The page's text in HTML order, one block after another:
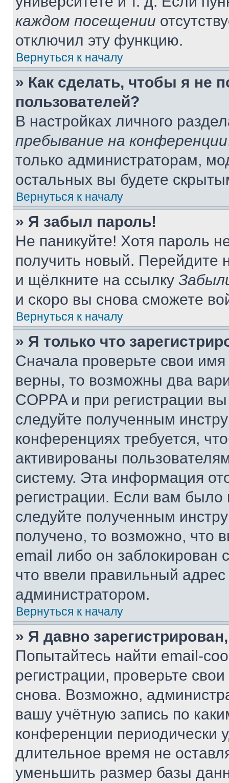
каждом посещении
отключил эту функцию.
Вернуться к началу
» Как сделать, чтобы я не
пользователей?
В настройках личного
пребывание на конференции
только администраторам,
остальных вы будете
Вернуться к началу
» Я забыл пароль!
Не паникуйте! Хотя пароль
получить новый. Перейдите
и щёлкните на ссылку
и скоро вы снова сможете
Вернуться к началу
» Я только что
Сначала проверьте свои
верны, то возможны два
COPPA и при регистрации
следуйте полученным
конференциях требуется,
активированы
систему. Эта информация
регистрации. Если вам
следуйте полученным
получено, то возможно, что
email либо он
что ввели правильный адрес
администратором.
Вернуться к началу
» Я давно
Попытайтесь найти email-
регистрации, проверьте
снова. Возможно,
вашу учётную запись по
конференции периодически
длительное время не
уменьшить размер базы